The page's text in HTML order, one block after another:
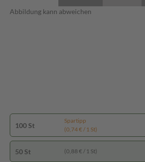
Abbildung kann abweichen
100 St
Spartipp
(0,74 € / 1 St)
50 St (0,88 € / 1 St)